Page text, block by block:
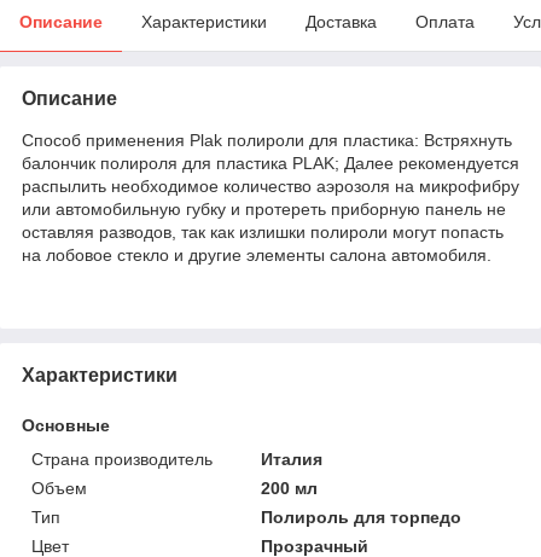
Описание Характеристики Доставка Оплата
Описание
Способ применения Plak полироли для пластика: Встряхнуть
балончик полироля для пластика PLAK; Далее рекомендуется
распылить необходимое количество аэрозоля на микрофибру
или автомобильную губку и протереть приборную панель не
оставляя разводов, так как излишки полироли могут попасть
на лобовое стекло и другие элементы салона автомобиля.
Характеристики
Основные
Страна производитель
Италия
Объем
200 мл
Тип
Полироль для торпедо
Цвет
Прозрачный